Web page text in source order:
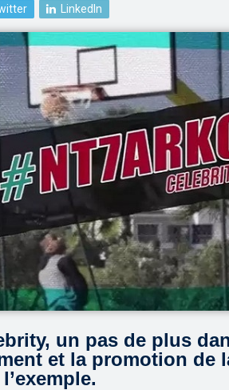
LinkedIn
un pas de plus
et la promotion de